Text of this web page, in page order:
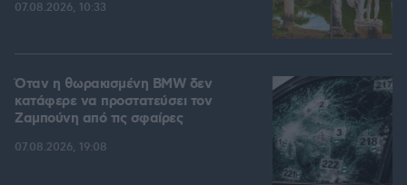
07.08.2026, 10:33
Όταν η θωρακισμένη BMW δεν
κατάφερε να προστατεύσει τον
Ζαμπούνη από τις σφαίρες
07.08.2026, 19:08